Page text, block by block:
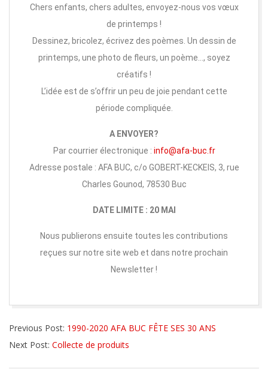
Chers enfants, chers adultes, envoyez-nous vos vœux
de printemps !
Dessinez, bricolez, écrivez des poèmes. Un dessin de
printemps, une photo de fleurs, un poème…, soyez
créatifs !
L’idée est de s’offrir un peu de joie pendant cette
période compliquée.
A ENVOYER?
Par courrier électronique : info@afa-buc.fr
Adresse postale : AFA BUC, c/o GOBERT-KECKEIS, 3, rue
Charles Gounod, 78530 Buc
DATE LIMITE : 20 MAI
Nous publierons ensuite toutes les contributions
reçues sur notre site web et dans notre prochain
Newsletter !
Previous Post: 1990-2020 AFA BUC FÊTE SES 30 ANS
Next Post: Collecte de produits